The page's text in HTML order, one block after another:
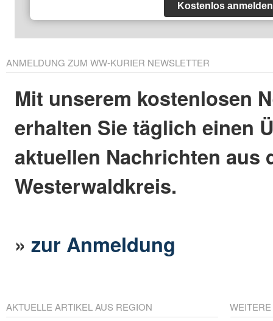
Kostenlos anmelden
ANMELDUNG ZUM WW-KURIER NEWSLETTER
Mit unserem kostenlosen
erhalten Sie täglich einen
aktuellen Nachrichten aus
Westerwaldkreis.
»zur Anmeldung
AKTUELLE ARTIKEL AUS REGION